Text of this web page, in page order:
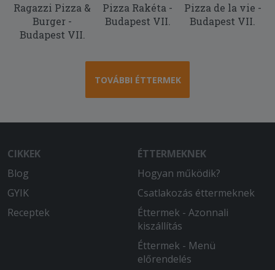
Ragazzi Pizza &
Burger -
Budapest VII.
Pizza Rakéta -
Budapest VII.
Pizza de la vie -
Budapest VII.
TOVÁBBI ÉTTERMEK
CIKKEK
Blog
GYIK
Receptek
ÉTTERMEKNEK
Hogyan működik?
Csatlakozás éttermeknek
Éttermek - Azonnali
kiszállítás
Éttermek - Menü
előrendelés